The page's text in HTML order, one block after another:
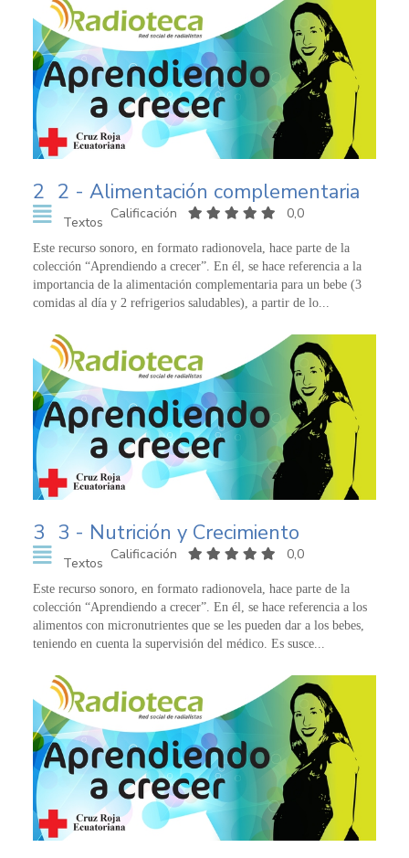
2 2 - Alimentación complementaria
Textos
Calificación 0,0
Este recurso sonoro, en formato radionovela, hace parte de la
colección “Aprendiendo a crecer”. En él, se hace referencia a la
importancia de la alimentación complementaria para un bebe (3
comidas al día y 2 refrigerios saludables), a partir de lo...
3 3 - Nutrición y Crecimiento
Textos
Calificación 0,0
Este recurso sonoro, en formato radionovela, hace parte de la
colección “Aprendiendo a crecer”. En él, se hace referencia a los
alimentos con micronutrientes que se les pueden dar a los bebes,
teniendo en cuenta la supervisión del médico. Es susce...